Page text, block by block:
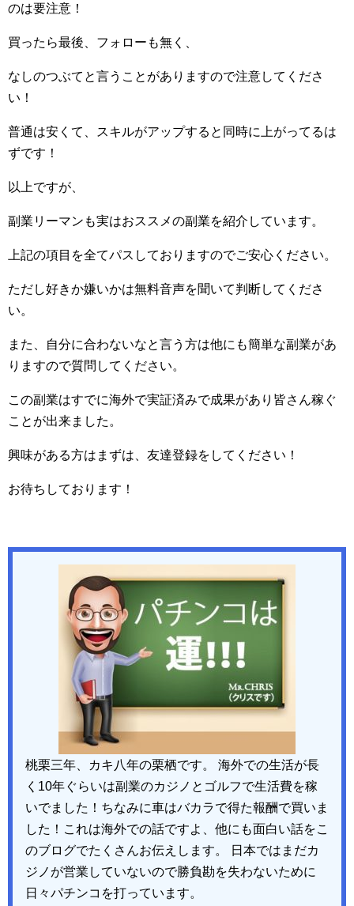
のは要注意！
買ったら最後、フォローも無く、
なしのつぶてと言うことがありますので注意してくださ
い！
普通は安くて、スキルがアップすると同時に上がってるは
ずです！
以上ですが、
副業リーマンも実はおススメの副業を紹介しています。
上記の項目を全てパスしておりますのでご安心ください。
ただし好きか嫌いかは無料音声を聞いて判断してくださ
い。
また、自分に合わないなと言う方は他にも簡単な副業があ
りますので質問してください。
この副業はすでに海外で実証済みで成果があり皆さん稼ぐ
ことが出来ました。
興味がある方はまずは、友達登録をしてください！
お待ちしております！
桃栗三年、カキ八年の栗栖です。 海外での生活が長
く10年ぐらいは副業のカジノとゴルフで生活費を稼
いでました！ちなみに車はバカラで得た報酬で買いま
した！これは海外での話ですよ、他にも面白い話をこ
のブログでたくさんお伝えします。 日本ではまだカ
ジノが営業していないので勝負勘を失わないために
日々パチンコを打っています。